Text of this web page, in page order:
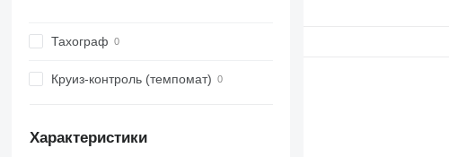
Тахограф
Круиз-контроль (темпомат)
Характеристики